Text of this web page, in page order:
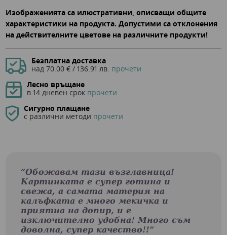
Изображенията са илюстративни, описващи общите
характеристики на продукта. Допустими са отклонения
на действителните цветове на различните продукти!
Безплатна доставка
над 70.00 € / 136.91 лв. прочети
Лесно връщане
в 14 дневен срок прочети
Сигурно плащане
с различни методи прочети
“Обожавам тази възглавница!
Картинката е супер готина и
свежа, а самата материя на
калъфката е много мекичка и
приятна на допир, и е
изключително удобна! Много съм
доволна, супер качество!!”